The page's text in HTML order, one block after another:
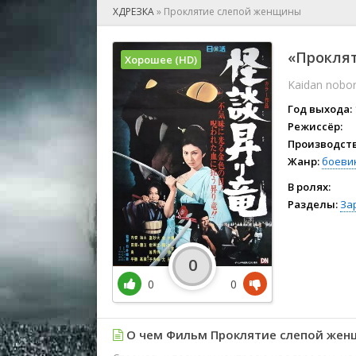
🕺 Мюзикл
👨‍💻
🎤 Ток-
🧙‍♀️
🏅
ХДРЕЗКА» Проклятие слепой женщины
Kaidan
Год выхода:
Режиссёр:
Жанр:
В ролях:
Разделы:
Хорошее (HD)
0
0
0
О чем Фильм Проклятие слепой